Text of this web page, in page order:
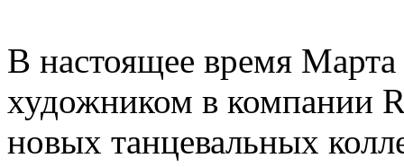
В настоящее время
художником в компании
новых танцевальных